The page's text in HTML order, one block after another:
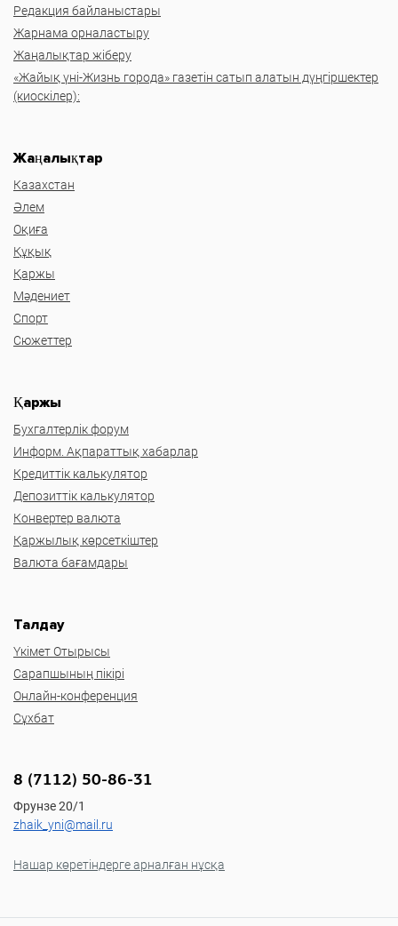
Редакция байланыстары
Жарнама орналастыру
Жаңалықтар жіберу
«Жайық үні-Жизнь города» газетін сатып алатын дүңгіршектер
(киоскілер):
Жаңалықтар
Казахстан
Әлем
Оқиға
Құқық
Қаржы
Мәдениет
Спорт
Сюжеттер
Қаржы
Бухгалтерлік форум
Информ. Ақпараттық хабарлар
Кредиттік калькулятор
Депозиттік калькулятор
Конвертер валюта
Қаржылық көрсеткіштер
Валюта бағамдары
Талдау
Үкімет Отырысы
Сарапшының пікірі
Онлайн-конференция
Сұхбат
8 (7112) 50-86-31
Фрунзе 20/1
zhaik_yni@mail.ru
Нашар көретіндерге арналған нұсқа